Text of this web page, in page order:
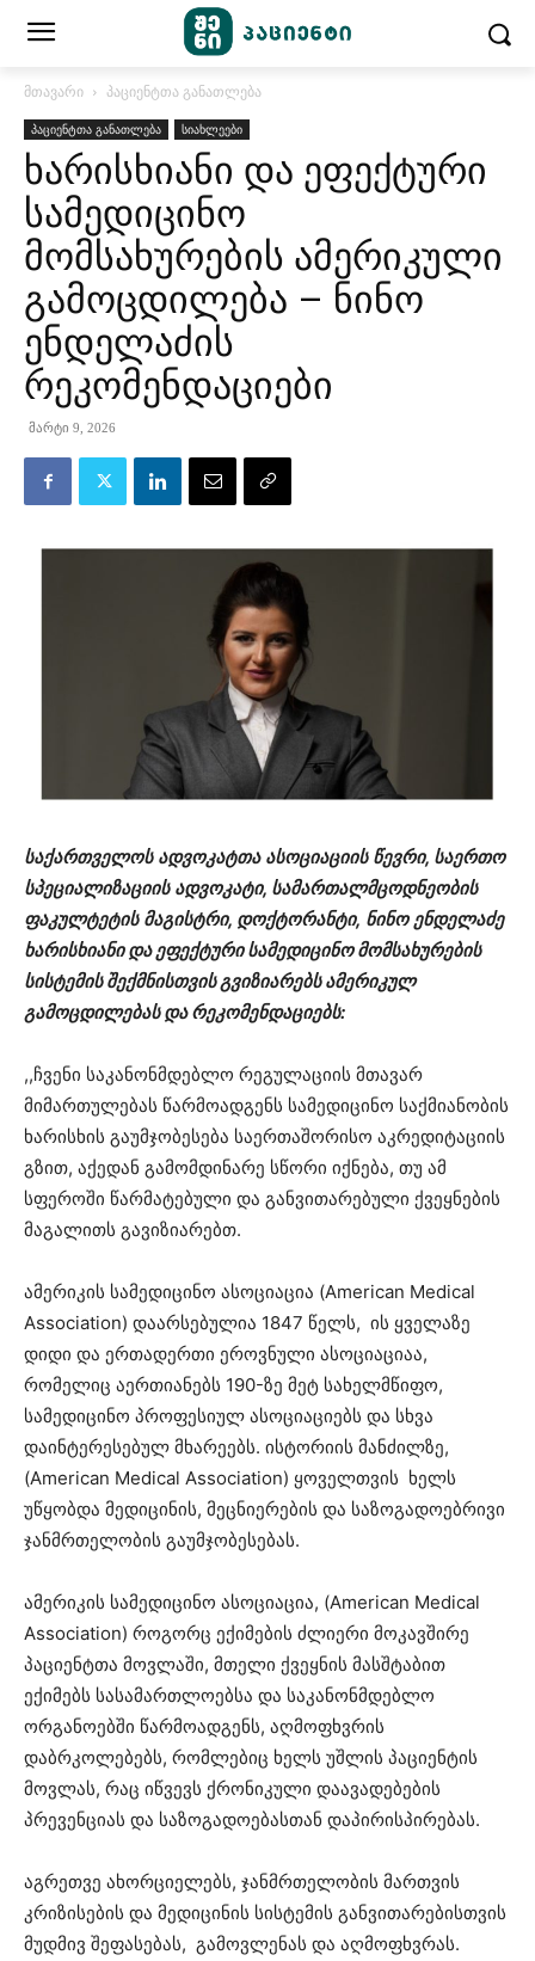
მთავარი პაციენტთა განათლება
პაციენტთა განათლება სიახლეები
ხარისხიანი და ეფექტური
სამედიცინო
მომსახურების ამერიკული
გამოცდილება – ნინო
ენდელაძის
რეკომენდაციები
მარტი 9, 2026
საქართველოს ადვოკატთა ასოციაციის წევრი, საერთო
სპეციალიზაციის ადვოკატი, სამართალმცოდნეობის
ფაკულტეტის მაგისტრი, დოქტორანტი, ნინო ენდელაძე
ხარისხიანი და ეფექტური სამედიცინო მომსახურების
სისტემის შექმნისთვის გვიზიარებს ამერიკულ
გამოცდილებას და რეკომენდაციებს:
,,ჩვენი საკანონმდებლო რეგულაციის მთავარ
მიმართულებას წარმოადგენს სამედიცინო საქმიანობის
ხარისხის გაუმჯობესება საერთაშორისო აკრედიტაციის
გზით, აქედან გამომდინარე სწორი იქნება, თუ ამ
სფეროში წარმატებული და განვითარებული ქვეყნების
მაგალითს გავიზიარებთ.
ამერიკის სამედიცინო ასოციაცია (American Medical
Association) დაარსებულია 1847 წელს, ის ყველაზე
დიდი და ერთადერთი ეროვნული ასოციაციაა,
რომელიც აერთიანებს 190-ზე მეტ სახელმწიფო,
სამედიცინო პროფესიულ ასოციაციებს და სხვა
დაინტერესებულ მხარეებს. ისტორიის მანძილზე,
(American Medical Association) ყოველთვის ხელს
უწყობდა მედიცინის, მეცნიერების და საზოგადოებრივი
ჯანმრთელობის გაუმჯობესებას.
ამერიკის სამედიცინო ასოციაცია, (American Medical
Association) როგორც ექიმების ძლიერი მოკავშირე
პაციენტთა მოვლაში, მთელი ქვეყნის მასშტაბით
ექიმებს სასამართლოებსა და საკანონმდებლო
ორგანოებში წარმოადგენს, აღმოფხვრის
დაბრკოლებებს, რომლებიც ხელს უშლის პაციენტის
მოვლას, რაც იწვევს ქრონიკული დაავადებების
პრევენციას და საზოგადოებასთან დაპირისპირებას.
აგრეთვე ახორციელებს, ჯანმრთელობის მართვის
კრიზისების და მედიცინის სისტემის განვითარებისთვის
მუდმივ შეფასებას, გამოვლენას და აღმოფხვრას.